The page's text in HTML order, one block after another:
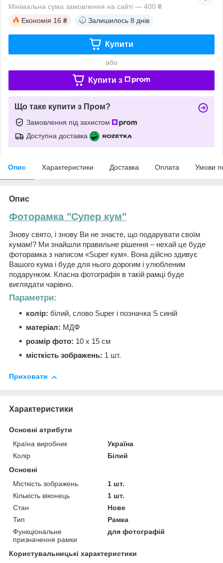
Мінімальна сума замовлення на сайті — 400 ₴
Економія 16 ₴ Залишилось 8 днів
Купити
або
Купити з
Що таке купити з Пром?
Замовлення під захистом
Доступна доставка
Опис Характеристики Доставка Оплата Умови
Опис
Фоторамка "Супер кум"
Знову свято, і знову Ви не знаєте, що подарувати своїм
кумам!? Ми знайшли правильне рішення – нехай це буде
фоторамка з написом «Super кум». Вона дійсно здивує
Вашого кума і буде для нього дорогим і улюбленим
подарунком. Класна фотографія в такій рамці буде
виглядати чарівно.
Параметри:
колір: білий, слово Super і позначка S синій
матеріал: МДФ
розмір фото: 10 х 15 см
місткість зображень: 1 шт.
Приховати
Характеристики
Основні атрибути
Країна виробник
Україна
Колір
Білий
Основні
Місткість зображень
1 шт.
Кількість віконець
1 шт.
Стан
Нове
Тип
Рамка
Функціональне
призначення рамки
для фотографій
Користувальницькі характеристики